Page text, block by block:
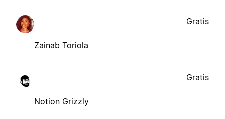
Zainab Toriola
Gratis
Notion Grizzly
Gratis